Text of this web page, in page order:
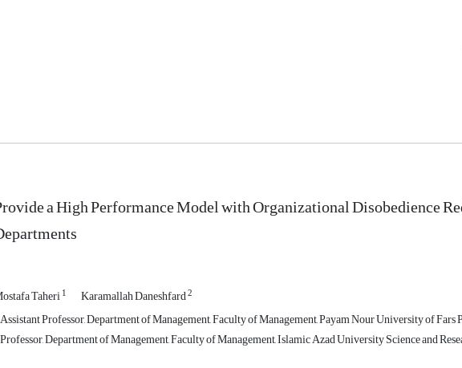
a High Performance Model with Organizational Disobedience
Taheri1 Karamallah Daneshfard2
Assistant Professor, Department of Management, Faculty of Management, Payam Nour University of Fars
Professor, Department of Management, Faculty of Management, Islamic Azad University Science and